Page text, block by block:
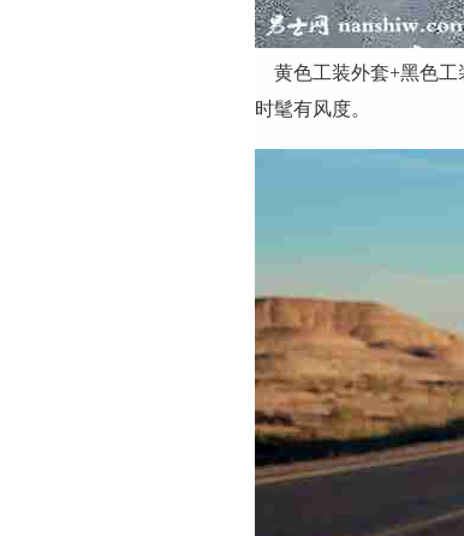
黄色工装外套+黑色工
时髦有风度。